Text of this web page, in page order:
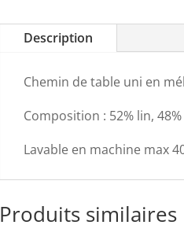
Description
Chemin de table uni en
Composition : 52% lin,
Lavable en machine max
Produits similaires